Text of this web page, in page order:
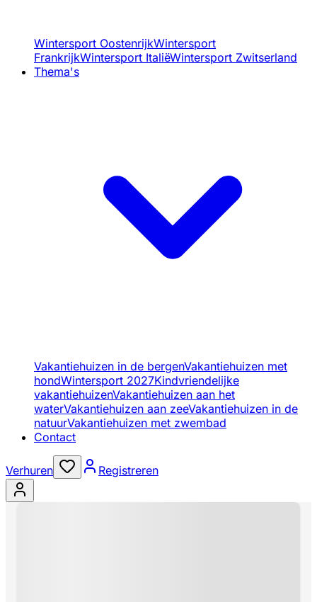
Wintersport OostenrijkWintersport
FrankrijkWintersport ItaliëWintersport Zwitserland
Thema's
Vakantiehuizen in de bergenVakantiehuizen met
hondWintersport 2027Kindvriendelijke
vakantiehuizenVakantiehuizen aan het
waterVakantiehuizen aan zeeVakantiehuizen in de
natuurVakantiehuizen met zwembad
Contact
Verhuren Registreren